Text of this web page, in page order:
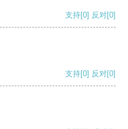
支持[0] 反对[0]
支持[0] 反对[0]